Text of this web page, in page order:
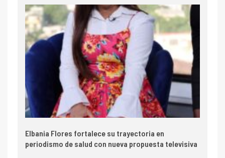
Elbania Flores fortalece su trayectoria en
periodismo de salud con nueva propuesta televisiva